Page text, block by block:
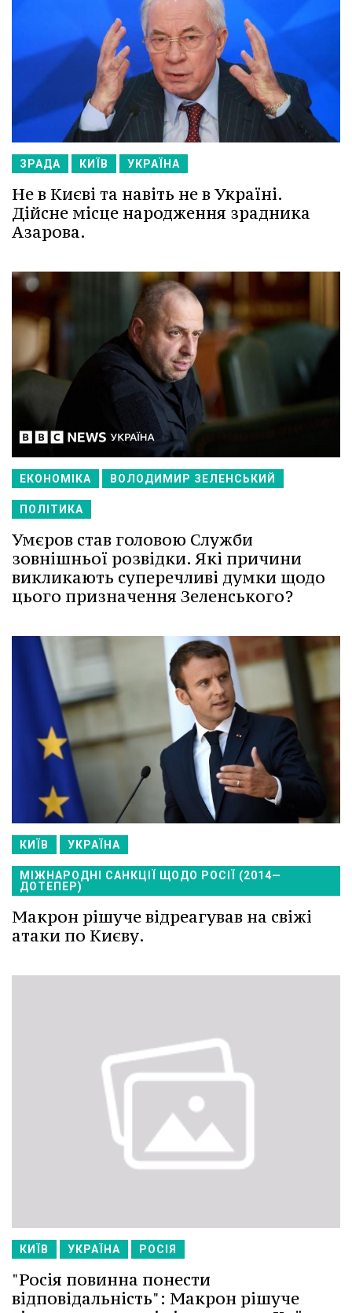
ЗРАДА КИЇВ УКРАЇНА
Не в Києві та навіть не в Україні.
Дійсне місце народження зрадника
Азарова.
ЕКОНОМІКА ВОЛОДИМИР ЗЕЛЕНСЬКИЙ
ПОЛІТИКА
Умєров став головою Служби
зовнішньої розвідки. Які причини
викликають суперечливі думки щодо
цього призначення Зеленського?
КИЇВ УКРАЇНА
МІЖНАРОДНІ САНКЦІЇ ЩОДО РОСІЇ (2014—
ДОТЕПЕР)
Макрон рішуче відреагував на свіжі
атаки по Києву.
КИЇВ УКРАЇНА РОСІЯ
"Росія повинна понести
відповідальність": Макрон рішуче